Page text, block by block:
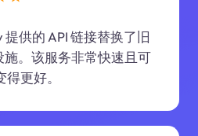
提供的 API 链接替换了旧
。该服务非常快速且可
更好。